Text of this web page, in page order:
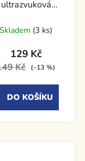
ultrazvuková
těhotenství
Skladem (3 ks)
129 Kč
Kč (–13 %)
DO KOŠÍKU